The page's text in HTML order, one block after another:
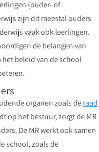
(ouder- of
zijn dit meestal ouders
vaak ook leerlingen.
de belangen van
beleid van de school
organen zoals deraad
op het bestuur, zorgt de MR
De MR werkt ook samen
school, zoals de